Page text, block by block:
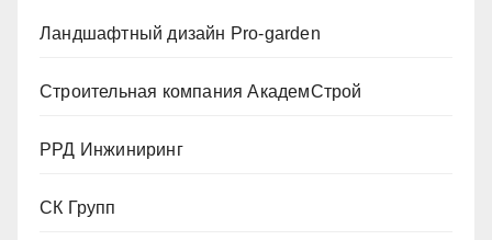
Ландшафтный дизайн Pro-garden
Строительная компания АкадемСтрой
РРД Инжиниринг
СК Групп